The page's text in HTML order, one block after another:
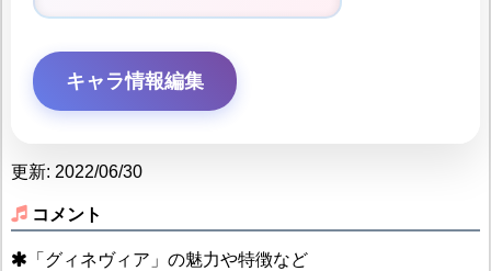
キャラ情報編集
更新: 2022/06/30
コメント
「グィネヴィア」の魅力や特徴など